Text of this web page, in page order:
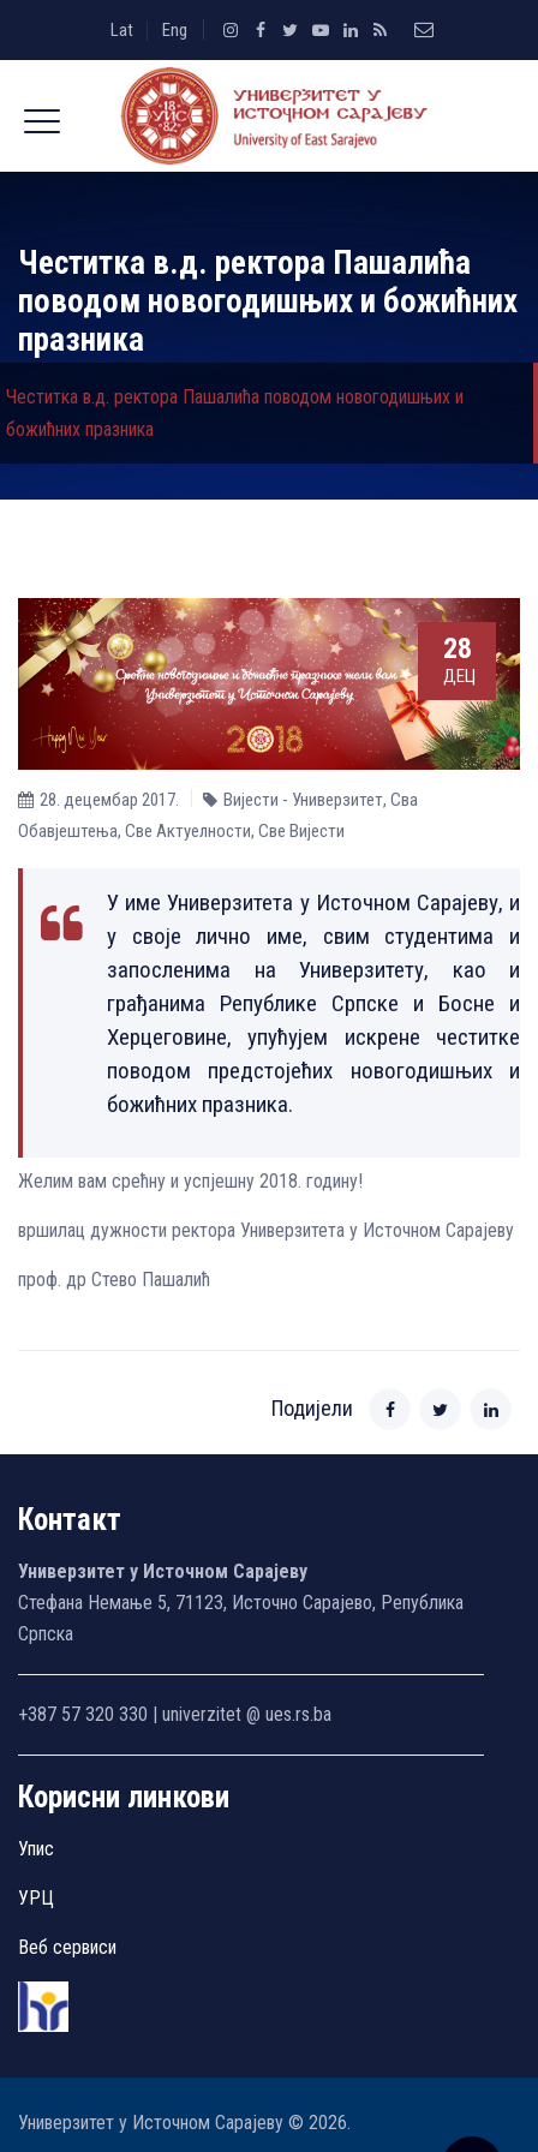
Lat Eng
Честитка в.д. ректора Пашалића
поводом новогодишњих и божићних
празника
Честитка в.д. ректора Пашалића поводом новогодишњих и
божићних празника
28
ДЕЦ
28. децембар 2017. Вијести - Универзитет, Сва
Обавјештења, Све Aктуелности, Све Вијести
У име Универзитета у Источном Сарајеву, и
у своје лично име, свим студентима и
запосленима на Универзитету, као и
грађанима Републике Српске и Босне и
Херцеговине, упућујем искрене честитке
поводом предстојећих новогодишњих и
божићних празника.
Желим вам срећну и успјешну 2018. годину!
вршилац дужности ректора Универзитета у Источном Сарајеву
проф. др Стево Пашалић
Подијели
Контакт
Универзитет у Источном Сарајеву
Стефана Немање 5, 71123, Источно Сарајево, Република
Српска
+387 57 320 330 | univerzitet @ ues.rs.ba
Корисни линкови
Упис
УРЦ
Веб сервиси
Универзитет у Источном Сарајеву © 2026.